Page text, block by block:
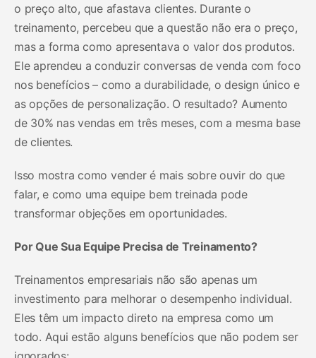
o preço alto, que afastava clientes. Durante o
treinamento, percebeu que a questão não era o preço,
mas a forma como apresentava o valor dos produtos.
Ele aprendeu a conduzir conversas de venda com foco
nos benefícios – como a durabilidade, o design único e
as opções de personalização. O resultado? Aumento
de 30% nas vendas em três meses, com a mesma base
de clientes.
Isso mostra como vender é mais sobre ouvir do que
falar, e como uma equipe bem treinada pode
transformar objeções em oportunidades.
Por Que Sua Equipe Precisa de Treinamento?
Treinamentos empresariais não são apenas um
investimento para melhorar o desempenho individual.
Eles têm um impacto direto na empresa como um
todo. Aqui estão alguns benefícios que não podem ser